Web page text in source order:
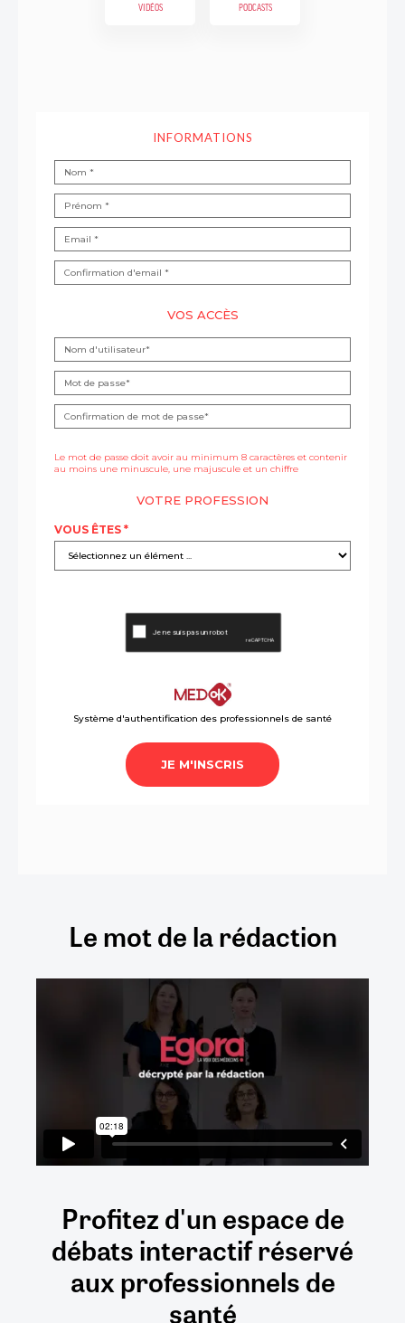
VIDÉOS PODCASTS
Le mot de la rédaction
Profitez d'un espace de
débatsinteractifréservé
auxprofessionnels de
santé